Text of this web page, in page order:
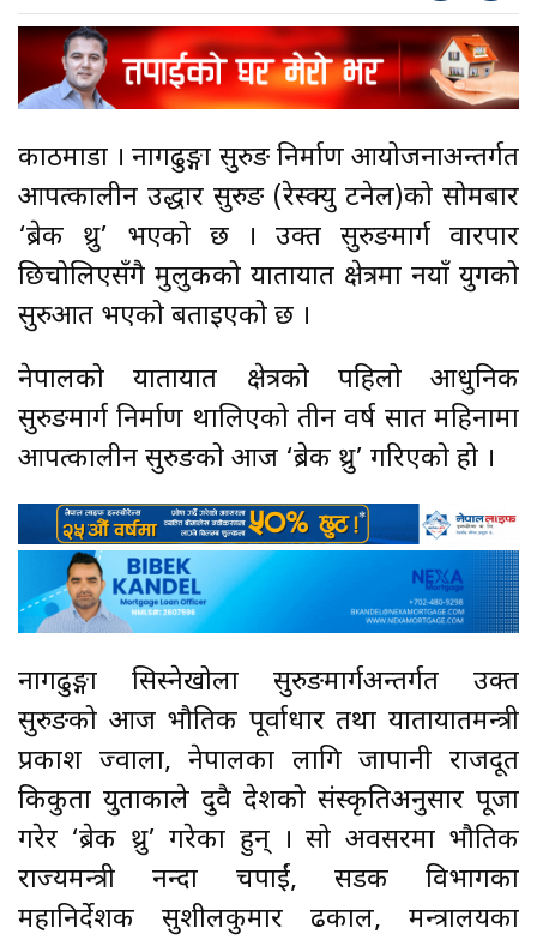
काठमाडौँ । नागढुङ्गा सुरुङ निर्माण आयोजनाअन्तर्गत
आपत्कालीन उद्धार सुरुङ (रेस्क्यु टनेल)को सोमबार
‘ब्रेक थ्रु’ भएको छ । उक्त सुरुङमार्ग वारपार
छिचोलिएसँगै मुलुकको यातायात क्षेत्रमा नयाँ युगको
सुरुआत भएको बताइएको छ ।
नेपालको यातायात क्षेत्रको पहिलो आधुनिक
सुरुङमार्ग निर्माण थालिएको तीन वर्ष सात महिनामा
आपत्कालीन सुरुङको आज ‘ब्रेक थ्रु’ गरिएको हो ।
नागढुङ्गा सिस्नेखोला सुरुङमार्गअन्तर्गत उक्त
सुरुङको आज भौतिक पूर्वाधार तथा यातायातमन्त्री
प्रकाश ज्वाला, नेपालका लागि जापानी राजदूत
किकुता युताकाले दुवै देशको संस्कृतिअनुसार पूजा
गरेर ‘ब्रेक थ्रु’ गरेका हुन् । सो अवसरमा भौतिक
राज्यमन्त्री नन्दा चपाईं, सडक विभागका
महानिर्देशक सुशीलकुमार ढकाल, मन्त्रालयका